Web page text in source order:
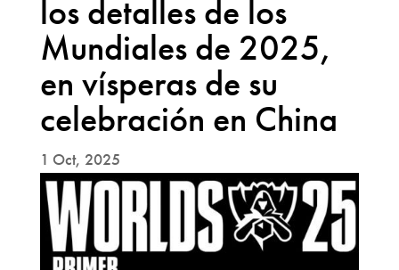
los detalles de los
Mundiales de 2025,
en vísperas de su
celebración en China
1 Oct, 2025